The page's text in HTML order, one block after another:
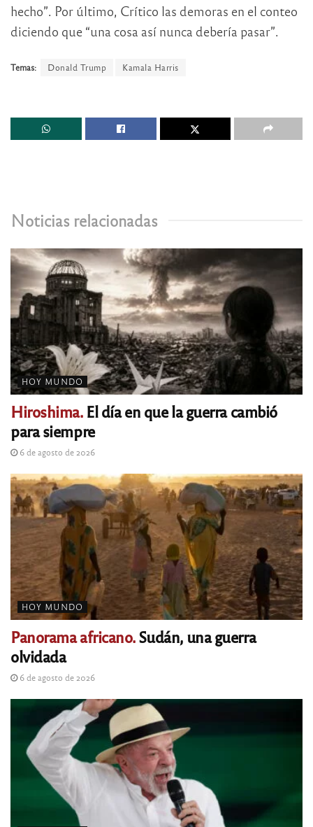
hecho”. Por último, Crítico las demoras en el conteo
diciendo que “una cosa así nunca debería pasar”.
Temas: Donald Trump Kamala Harris
Noticias relacionadas
HOY MUNDO
Hiroshima.El día en que la guerra cambió
para siempre
6 de agosto de 2026
HOY MUNDO
Panorama africano.Sudán, una guerra
olvidada
6 de agosto de 2026